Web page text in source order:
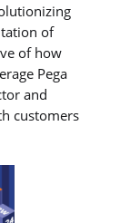
of
of how
Pega
and
customers